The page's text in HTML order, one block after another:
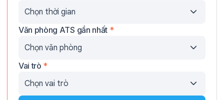
Văn phòng ATS gần nhất *
Vai trò *